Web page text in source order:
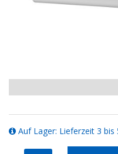
Auf Lager: Lieferzeit 3 bis